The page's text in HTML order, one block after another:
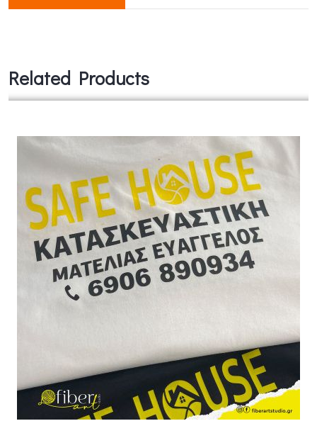
Related Products